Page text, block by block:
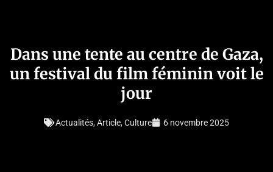
Dans une tente au centre de Gaza,
un festival du film féminin voit le
jour
Actualités,Article,Culture 6 novembre 2025